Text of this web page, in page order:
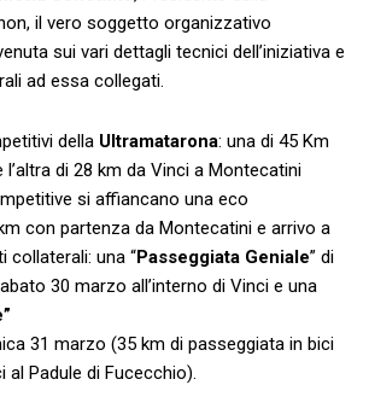
il vero soggetto organizzativo
sui vari dettagli tecnici dell’iniziativa e
ad essa collegati.
della Ultramatarona: una di 45 Km
l’altra di 28 km da Vinci a Montecatini
si affiancano una eco
con partenza da Montecatini e arrivo a
collaterali: una “Passeggiata Geniale” di
30 marzo all’interno di Vinci e una
31 marzo (35 km di passeggiata in bici
al Padule di Fucecchio).